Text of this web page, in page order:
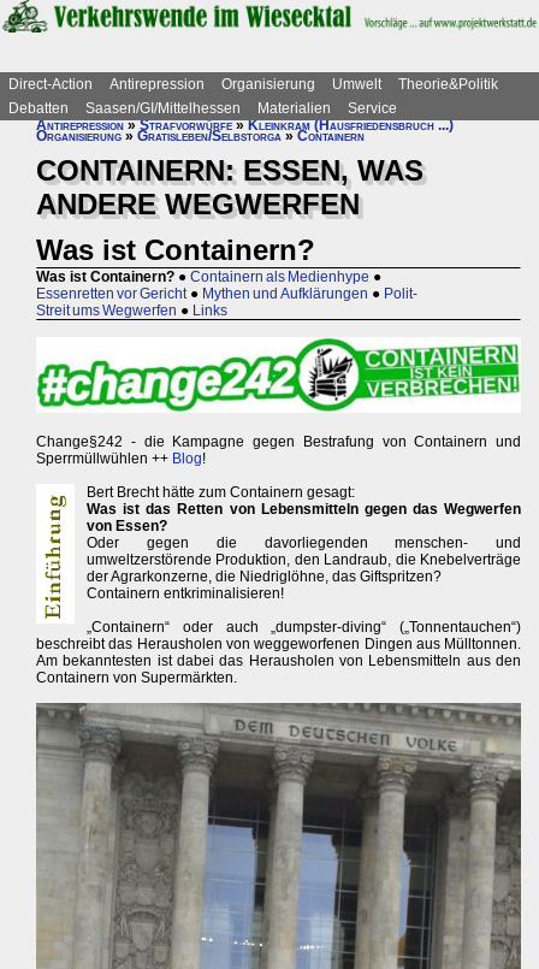
Direct-Action Antirepression Organisierung Umwelt
Theorie&Politik
Debatten
Saasen/GI/Mittelhessen Materialien
Service
Antirepression»Strafvorwürfe»Kleinkram (Hausfriedensbruch ...)
Organisierung » Gratisleben/Selbstorga » Containern
CONTAINERN: ESSEN, WAS
ANDERE WEGWERFEN
Was ist Containern?
Was ist Containern? ● Containern als Medienhype ●
Essenretten vor Gericht ● Mythen und Aufklärungen ● Polit-
Streit ums Wegwerfen ● Links
Change§242 - die Kampagne gegen Bestrafung von Containern und
Sperrmüllwühlen ++ Blog!
Bert Brecht hätte zum Containern gesagt:
Was ist das Retten von Lebensmitteln gegen das Wegwerfen
von Essen?
Oder gegen die davorliegenden menschen- und
umweltzerstörende Produktion, den Landraub, die Knebelverträge
der Agrarkonzerne, die Niedriglöhne, das Giftspritzen?
Containern entkriminalisieren!
„Containern“ oder auch „dumpster-diving“ („Tonnentauchen“)
beschreibt das Herausholen von weggeworfenen Dingen aus Mülltonnen.
Am bekanntesten ist dabei das Herausholen von Lebensmitteln aus den
Containern von Supermärkten.